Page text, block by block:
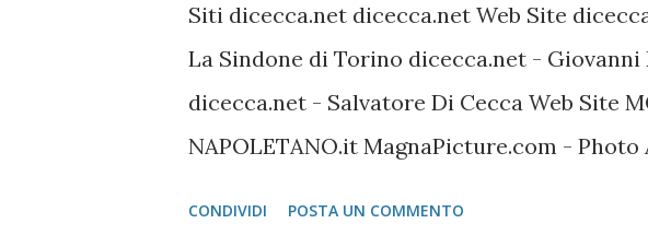
Siti dicecca.net dicecca.net Web Site
La Sindone di Torino dicecca.net - Giovanni
dicecca.net - Salvatore Di Cecca Web Site
NAPOLETANO.it MagnaPicture.com -
CONDIVIDI POSTA UN COMMENTO